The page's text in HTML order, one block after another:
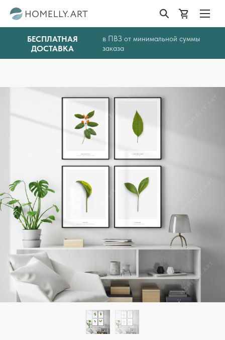
БЕСПЛАТНАЯ
ДОСТАВКА
в ПВЗ от минимальной суммы
заказа